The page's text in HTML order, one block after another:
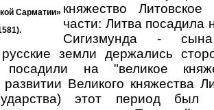
Сарматии» княжество
части: Литва посадила
Сигизмунда -
земли держались
на "великое
Великого княжества
этот период был